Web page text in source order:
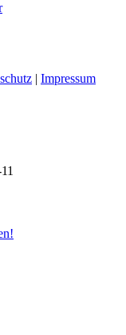
| Impressum